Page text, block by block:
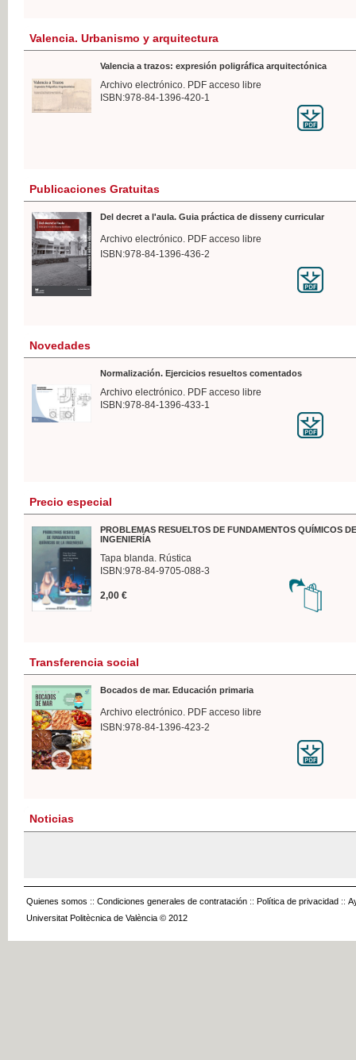
Valencia. Urbanismo y arquitectura
Valencia a trazos: expresión poligráfica arquitectónica
Archivo electrónico. PDF acceso libre
ISBN:978-84-1396-420-1
Publicaciones Gratuitas
Del decret a l'aula. Guia práctica de disseny curricular
Archivo electrónico. PDF acceso libre
ISBN:978-84-1396-436-2
Novedades
Normalización. Ejercicios resueltos comentados
Archivo electrónico. PDF acceso libre
ISBN:978-84-1396-433-1
Precio especial
PROBLEMAS RESUELTOS DE FUNDAMENTOS QUÍMICOS
INGENIERÍA
Tapa blanda. Rústica
ISBN:978-84-9705-088-3
2,00 €
Transferencia social
Bocados de mar. Educación primaria
Archivo electrónico. PDF acceso libre
ISBN:978-84-1396-423-2
Noticias
Quienes somos :: Condiciones generales de contratación :: Política de privacidad ::
Universitat Politècnica de València © 2012